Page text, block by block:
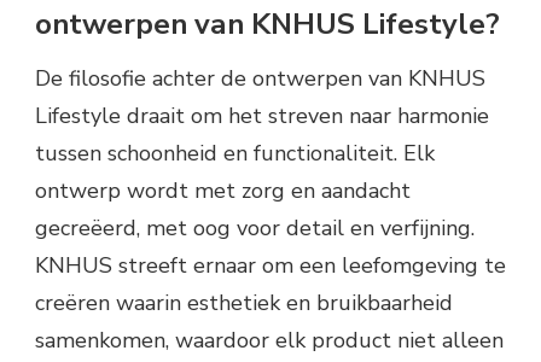
ontwerpen van KNHUS Lifestyle?
De filosofie achter de ontwerpen van KNHUS
Lifestyle draait om het streven naar harmonie
tussen schoonheid en functionaliteit. Elk
ontwerp wordt met zorg en aandacht
gecreëerd, met oog voor detail en verfijning.
KNHUS streeft ernaar om een leefomgeving te
creëren waarin esthetiek en bruikbaarheid
samenkomen, waardoor elk product niet alleen